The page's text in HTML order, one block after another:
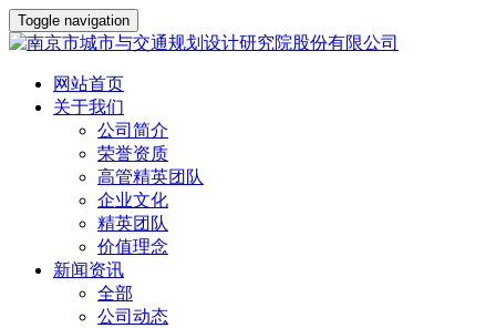
Toggle navigation
网站首页
关于我们
公司简介
荣誉资质
高管精英团队
企业文化
精英团队
价值理念
新闻资讯
全部
公司动态